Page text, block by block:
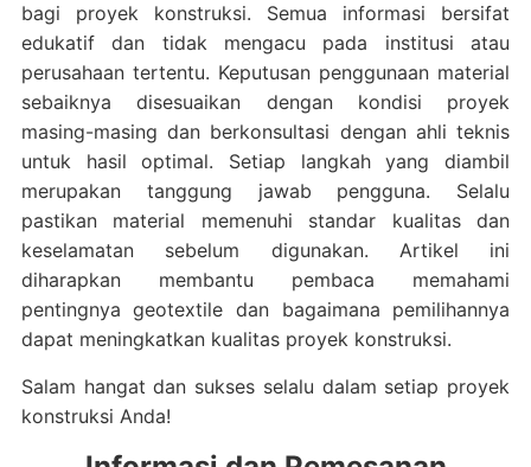
bagi proyek konstruksi. Semua informasi bersifat
edukatif dan tidak mengacu pada institusi atau
perusahaan tertentu. Keputusan penggunaan material
sebaiknya disesuaikan dengan kondisi proyek
masing-masing dan berkonsultasi dengan ahli teknis
untuk hasil optimal. Setiap langkah yang diambil
merupakan tanggung jawab pengguna. Selalu
pastikan material memenuhi standar kualitas dan
keselamatan sebelum digunakan. Artikel ini
diharapkan membantu pembaca memahami
pentingnya geotextile dan bagaimana pemilihannya
dapat meningkatkan kualitas proyek konstruksi.
Salam hangat dan sukses selalu dalam setiap proyek
konstruksi Anda!